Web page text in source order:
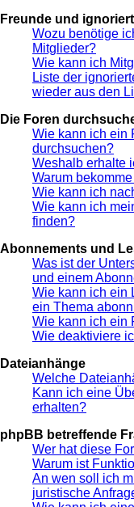
Freunde und
Wozu benötige
Mitglieder?
Wie kann ich
Liste der
wieder aus den
Die Foren
Wie kann ich ein
durchsuchen?
Weshalb erhalte
Warum
Wie kann ich
Wie kann ich
finden?
Abonnements und
Was ist der
und einem
Wie kann ich ein
ein Thema
Wie kann ich ein
Wie deaktiviere
Dateianhänge
Welche
Kann ich eine
erhalten?
phpBB betreffende
Wer hat diese
Warum ist
An wen soll ich
juristische